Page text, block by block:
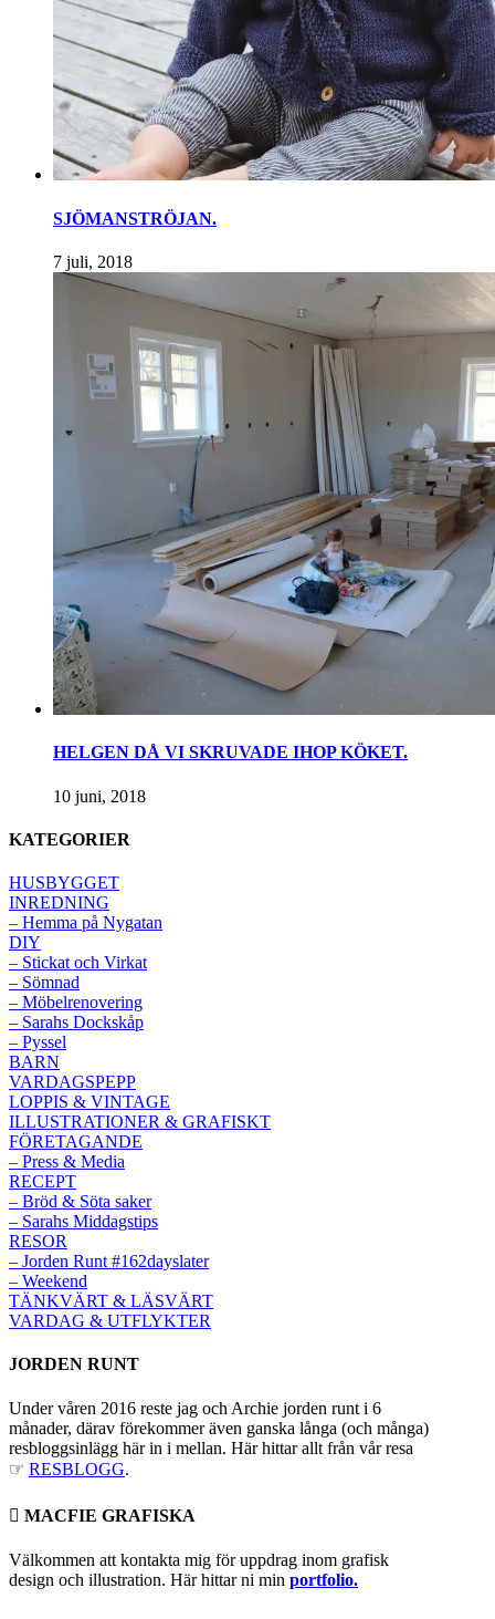
SJÖMANSTRÖJAN.
7 juli, 2018
HELGEN DÅ VI SKRUVADE IHOP KÖKET.
10 juni, 2018
KATEGORIER
HUSBYGGET
INREDNING
– Hemma på Nygatan
DIY
– Stickat och Virkat
– Sömnad
– Möbelrenovering
– Sarahs Dockskåp
– Pyssel
BARN
VARDAGSPEPP
LOPPIS & VINTAGE
ILLUSTRATIONER & GRAFISKT
FÖRETAGANDE
– Press & Media
RECEPT
– Bröd & Söta saker
– Sarahs Middagstips
RESOR
– Jorden Runt #162dayslater
– Weekend
TÄNKVÄRT & LÄSVÄRT
VARDAG & UTFLYKTER
JORDEN RUNT
Under våren 2016 reste jag och Archie jorden runt i 6
månader, därav förekommer även ganska långa (och många)
resbloggsinlägg här in i mellan. Här hittar allt från vår resa
☞ RESBLOGG.
 MACFIE GRAFISKA
Välkommen att kontakta mig för uppdrag inom grafisk
design och illustration. Här hittar ni min portfolio.